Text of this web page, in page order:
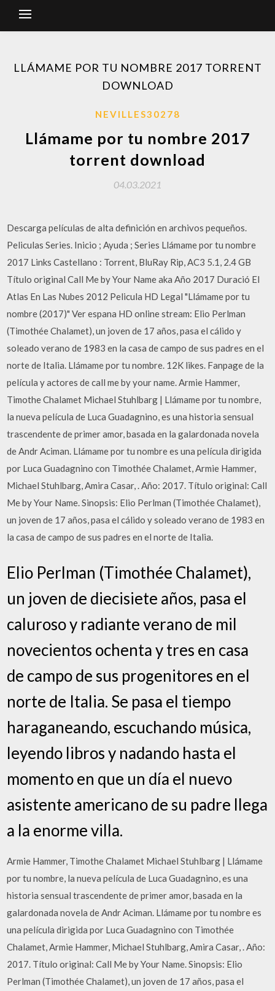
LLÁMAME POR TU NOMBRE 2017 TORRENT
DOWNLOAD
NEVILLES30278
Llámame por tu nombre 2017
torrent download
04.03.2021
Descarga películas de alta definición en archivos pequeños.
Peliculas Series. Inicio ; Ayuda ; Series Llámame por tu nombre
2017 Links Castellano : Torrent, BluRay Rip, AC3 5.1, 2.4 GB
Título original Call Me by Your Name aka Año 2017 Duració El
Atlas En Las Nubes 2012 Pelicula HD Legal "Llámame por tu
nombre (2017)" Ver espana HD online stream: Elio Perlman
(Timothée Chalamet), un joven de 17 años, pasa el cálido y
soleado verano de 1983 en la casa de campo de sus padres en el
norte de Italia. Llámame por tu nombre. 12K likes. Fanpage de la
película y actores de call me by your name. Armie Hammer,
Timothe Chalamet Michael Stuhlbarg | Llámame por tu nombre,
la nueva película de Luca Guadagnino, es una historia sensual
trascendente de primer amor, basada en la galardonada novela
de Andr Aciman. Llámame por tu nombre es una película dirigida
por Luca Guadagnino con Timothée Chalamet, Armie Hammer,
Michael Stuhlbarg, Amira Casar, . Año: 2017. Título original: Call
Me by Your Name. Sinopsis: Elio Perlman (Timothée Chalamet),
un joven de 17 años, pasa el cálido y soleado verano de 1983 en
la casa de campo de sus padres en el norte de Italia.
Elio Perlman (Timothée Chalamet),
un joven de diecisiete años, pasa el
caluroso y radiante verano de mil
novecientos ochenta y tres en casa
de campo de sus progenitores en el
norte de Italia. Se pasa el tiempo
haraganeando, escuchando música,
leyendo libros y nadando hasta el
momento en que un día el nuevo
asistente americano de su padre llega
a la enorme villa.
Armie Hammer, Timothe Chalamet Michael Stuhlbarg | Llámame
por tu nombre, la nueva película de Luca Guadagnino, es una
historia sensual trascendente de primer amor, basada en la
galardonada novela de Andr Aciman. Llámame por tu nombre es
una película dirigida por Luca Guadagnino con Timothée
Chalamet, Armie Hammer, Michael Stuhlbarg, Amira Casar, . Año:
2017. Título original: Call Me by Your Name. Sinopsis: Elio
Perlman (Timothée Chalamet), un joven de 17 años, pasa el